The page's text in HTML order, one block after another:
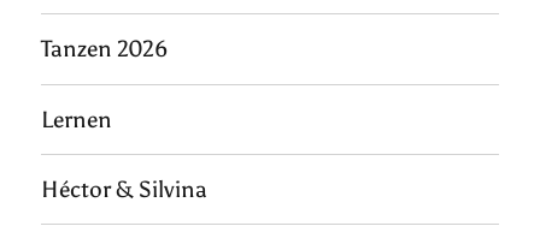
Tanzen 2026
Lernen
Héctor & Silvina